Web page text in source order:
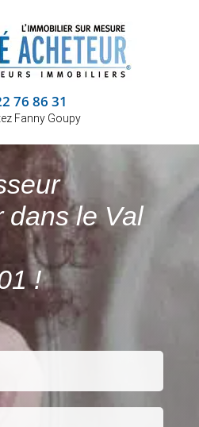
76 86 31
Fanny Goupy
dans le Val
!